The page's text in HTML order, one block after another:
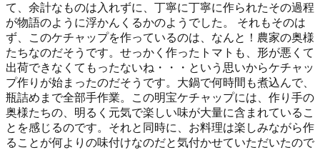
て、余計なものは入れずに、丁寧に丁寧に作られたその過程
が物語のように浮かんくるかのようでした。 それもそのは
ず、このケチャップを作っているのは、なんと！農家の奥様
たちなのだそうです。せっかく作ったトマトも、形が悪くて
出荷できなくてもったないね・・・という思いからケチャッ
プ作りが始まったのだそうです。大鍋で何時間も煮込んで、
瓶詰めまで全部手作業。この明宝ケチャップには、作り手の
奥様たちの、明るく元気で楽しい味が大量に含まれているこ
とを感じるのです。それと同時に、お料理は楽しみながら作
ることが何よりの味付けなのだと気付かせていただいたので